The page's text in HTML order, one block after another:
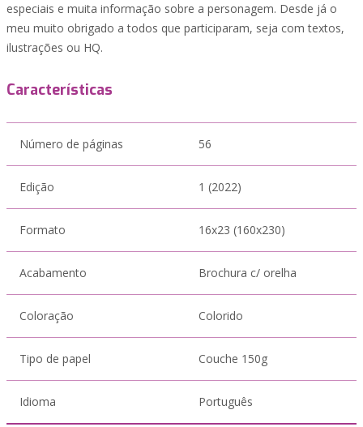
especiais e muita informação sobre a personagem. Desde já o
meu muito obrigado a todos que participaram, seja com textos,
ilustrações ou HQ.
Características
Número de páginas 56
Edição 1 (2022)
Formato 16x23 (160x230)
Acabamento Brochura c/ orelha
Coloração Colorido
Tipo de papel Couche 150g
Idioma Português